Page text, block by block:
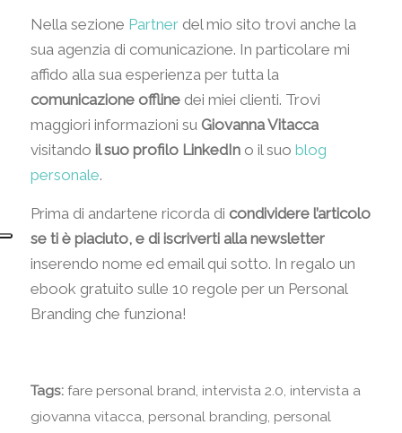
Nella sezione Partner del mio sito trovi anche la
sua agenzia di comunicazione. In particolare mi
affido alla sua esperienza per tutta la
comunicazione offlinedei miei clienti. Trovi
maggiori informazioni su Giovanna Vitacca
visitando il suo profilo LinkedIn o il suo blog
personale.
Prima di andartene ricorda di condividere l’articolo
se ti è piaciuto, e di iscriverti alla newsletter
inserendo nome ed email qui sotto. In regalo un
ebook gratuito sulle 10 regole per un Personal
Branding che funziona!
Tags: fare personal brand, intervista 2.0, intervista a
giovanna vitacca, personal branding, personal